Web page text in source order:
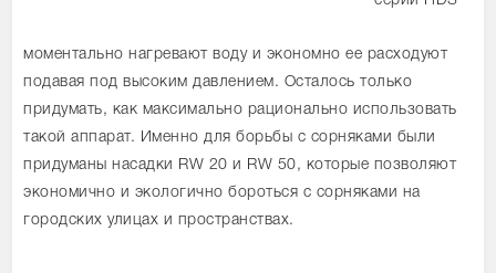
моментально нагревают воду и экономно ее расходуют
подавая под высоким давлением. Осталось только
придумать, как максимально рационально использовать
такой аппарат. Именно для борьбы с сорняками были
придуманы насадки RW 20 и RW 50, которые позволяют
экономично и экологично бороться с сорняками на
городских улицах и пространствах.